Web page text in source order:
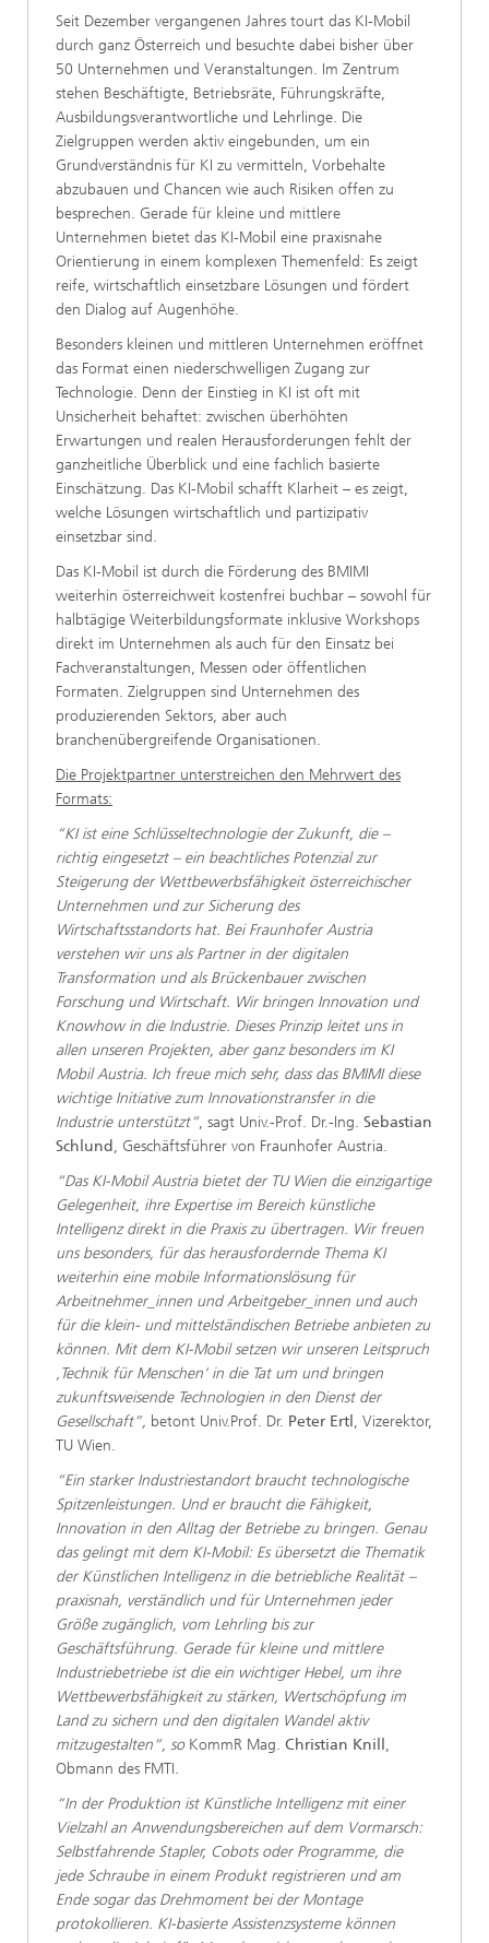
Seit Dezember vergangenen Jahres tourt das KI-Mobil
durch ganz Österreich und besuchte dabei bisher über
50 Unternehmen und Veranstaltungen. Im Zentrum
stehen Beschäftigte, Betriebsräte, Führungskräfte,
Ausbildungsverantwortliche und Lehrlinge. Die
Zielgruppen werden aktiv eingebunden, um ein
Grundverständnis für KI zu vermitteln, Vorbehalte
abzubauen und Chancen wie auch Risiken offen zu
besprechen. Gerade für kleine und mittlere
Unternehmen bietet das KI-Mobil eine praxisnahe
Orientierung in einem komplexen Themenfeld: Es zeigt
reife, wirtschaftlich einsetzbare Lösungen und fördert
den Dialog auf Augenhöhe.
Besonders kleinen und mittleren Unternehmen eröffnet
das Format einen niederschwelligen Zugang zur
Technologie. Denn der Einstieg in KI ist oft mit
Unsicherheit behaftet: zwischen überhöhten
Erwartungen und realen Herausforderungen fehlt der
ganzheitliche Überblick und eine fachlich basierte
Einschätzung. Das KI-Mobil schafft Klarheit – es zeigt,
welche Lösungen wirtschaftlich und partizipativ
einsetzbar sind.
Das KI-Mobil ist durch die Förderung des BMIMI
weiterhin österreichweit kostenfrei buchbar – sowohl für
halbtägige Weiterbildungsformate inklusive Workshops
direkt im Unternehmen als auch für den Einsatz bei
Fachveranstaltungen, Messen oder öffentlichen
Formaten. Zielgruppen sind Unternehmen des
produzierenden Sektors, aber auch
branchenübergreifende Organisationen.
Die Projektpartner unterstreichen den Mehrwert des
Formats:
“KI ist eine Schlüsseltechnologie der Zukunft, die –
richtig eingesetzt – ein beachtliches Potenzial zur
Steigerung der Wettbewerbsfähigkeit österreichischer
Unternehmen und zur Sicherung des
Wirtschaftsstandorts hat. Bei Fraunhofer Austria
verstehen wir uns als Partner in der digitalen
Transformation und als Brückenbauer zwischen
Forschung und Wirtschaft. Wir bringen Innovation und
Knowhow in die Industrie. Dieses Prinzip leitet uns in
allen unseren Projekten, aber ganz besonders im KI
Mobil Austria. Ich freue mich sehr, dass das BMIMI diese
wichtige Initiative zum Innovationstransfer in die
Industrie unterstützt”, sagt Univ.-Prof. Dr.-Ing. Sebastian
Schlund, Geschäftsführer von Fraunhofer Austria.
“Das KI-Mobil Austria bietet der TU Wien die einzigartige
Gelegenheit, ihre Expertise im Bereich künstliche
Intelligenz direkt in die Praxis zu übertragen. Wir freuen
uns besonders, für das herausfordernde Thema KI
weiterhin eine mobile Informationslösung für
Arbeitnehmer_innen und Arbeitgeber_innen und auch
für die klein- und mittelständischen Betriebe anbieten zu
können. Mit dem KI-Mobil setzen wir unseren Leitspruch
‚Technik für Menschen‘ in die Tat um und bringen
zukunftsweisende Technologien in den Dienst der
Gesellschaft”, betont Univ.Prof. Dr. Peter Ertl , Vizerektor,
TU Wien.
“Ein starker Industriestandort braucht technologische
Spitzenleistungen. Und er braucht die Fähigkeit,
Innovation in den Alltag der Betriebe zu bringen. Genau
das gelingt mit dem KI-Mobil: Es übersetzt die Thematik
der Künstlichen Intelligenz in die betriebliche Realität –
praxisnah, verständlich und für Unternehmen jeder
Größe zugänglich, vom Lehrling bis zur
Geschäftsführung. Gerade für kleine und mittlere
Industriebetriebe ist die ein wichtiger Hebel, um ihre
Wettbewerbsfähigkeit zu stärken, Wertschöpfung im
Land zu sichern und den digitalen Wandel aktiv
mitzugestalten”, so KommR Mag. Christian Knill ,
Obmann des FMTI.
“In der Produktion ist Künstliche Intelligenz mit einer
Vielzahl an Anwendungsbereichen auf dem Vormarsch:
Selbstfahrende Stapler, Cobots oder Programme, die
jede Schraube in einem Produkt registrieren und am
Ende sogar das Drehmoment bei der Montage
protokollieren. KI-basierte Assistenzsysteme können